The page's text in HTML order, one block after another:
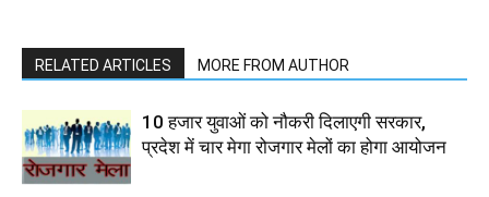
RELATED ARTICLES MORE FROM AUTHOR
10 हजार युवाओं को नौकरी दिलाएगी सरकार,
प्रदेश में चार मेगा रोजगार मेलों का होगा आयोजन